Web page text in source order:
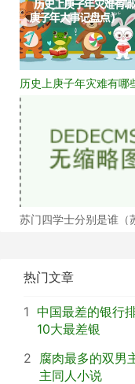
历史上庚子年灾难有哪
子年大事记盘点）
苏门四学士分别是谁（
热门文章
1 中国最差的银行
10大最差银
2
腐肉最多的双男
主同人小说